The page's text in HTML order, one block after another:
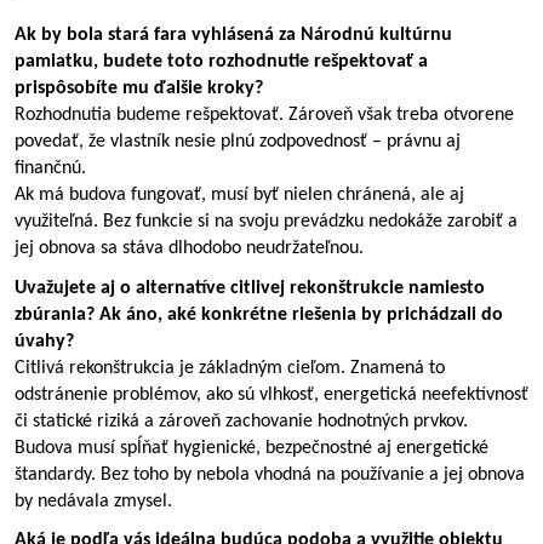
Ak by bola stará fara vyhlásená za Národnú kultúrnu
pamiatku, budete toto rozhodnutie rešpektovať a
prispôsobíte mu ďalšie kroky?
Rozhodnutia budeme rešpektovať. Zároveň však treba otvorene
povedať, že vlastník nesie plnú zodpovednosť – právnu aj
finančnú.
Ak má budova fungovať, musí byť nielen chránená, ale aj
využiteľná. Bez funkcie si na svoju prevádzku nedokáže zarobiť a
jej obnova sa stáva dlhodobo neudržateľnou.
Uvažujete aj o alternatíve citlivej rekonštrukcie namiesto
zbúrania? Ak áno, aké konkrétne riešenia by prichádzali do
úvahy?
Citlivá rekonštrukcia je základným cieľom. Znamená to
odstránenie problémov, ako sú vlhkosť, energetická neefektívnosť
či statické riziká a zároveň zachovanie hodnotných prvkov.
Budova musí spĺňať hygienické, bezpečnostné aj energetické
štandardy. Bez toho by nebola vhodná na používanie a jej obnova
by nedávala zmysel.